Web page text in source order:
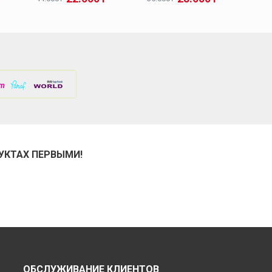
ПЕРВЫМИ!
ОБСЛУЖИВАНИЕ КЛИЕНТОВ